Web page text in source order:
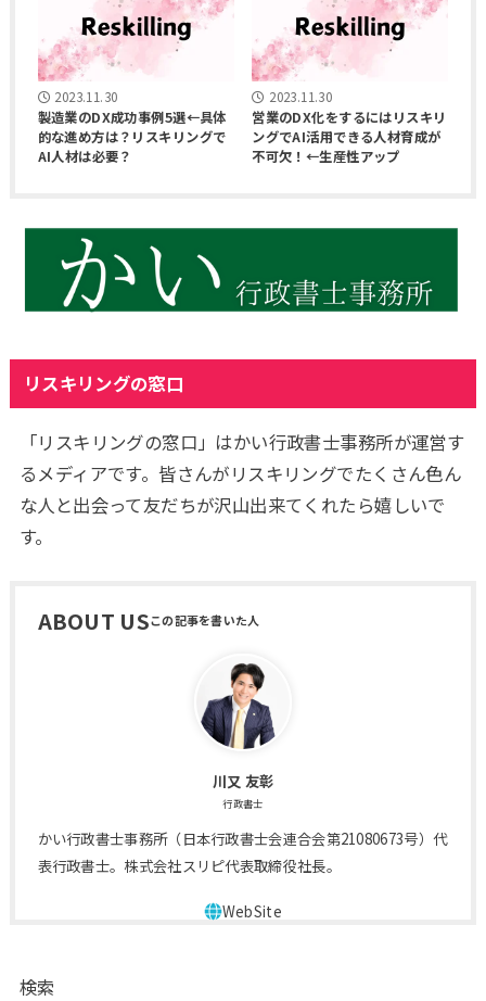
2023.11.30
製造業のDX成功事例5選←具体
的な進め方は？リスキリングで
AI人材は必要？
2023.11.30
営業のDX化をするにはリスキリ
ングでAI活用できる人材育成が
不可欠！←生産性アップ
リスキリングの窓口
「リスキリングの窓口」はかい行政書士事務所が運営す
るメディアです。皆さんがリスキリングでたくさん色ん
な人と出会って友だちが沢山出来てくれたら嬉しいで
す。
ABOUT US
川又 友彰
行政書士
かい行政書士事務所（日本行政書士会連合会第21080673号）代
表行政書士。株式会社スリピ代表取締役社長。
検索